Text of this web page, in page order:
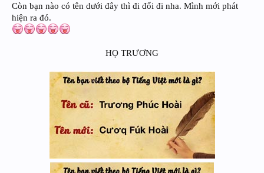
Còn bạn nào có tên dưới đây thì đi đổi đi nha. Mình mới phát
hiện ra đó.
HỌ TRƯƠNG​